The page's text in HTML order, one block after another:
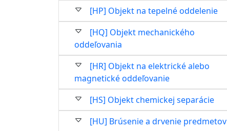
[HP] Objekt na tepelné oddelenie
[HQ] Objekt mechanického
oddeľovania
[HR] Objekt na elektrické alebo
magnetické oddeľovanie
[HS] Objekt chemickej separácie
[HU] Brúsenie a drvenie predmetov